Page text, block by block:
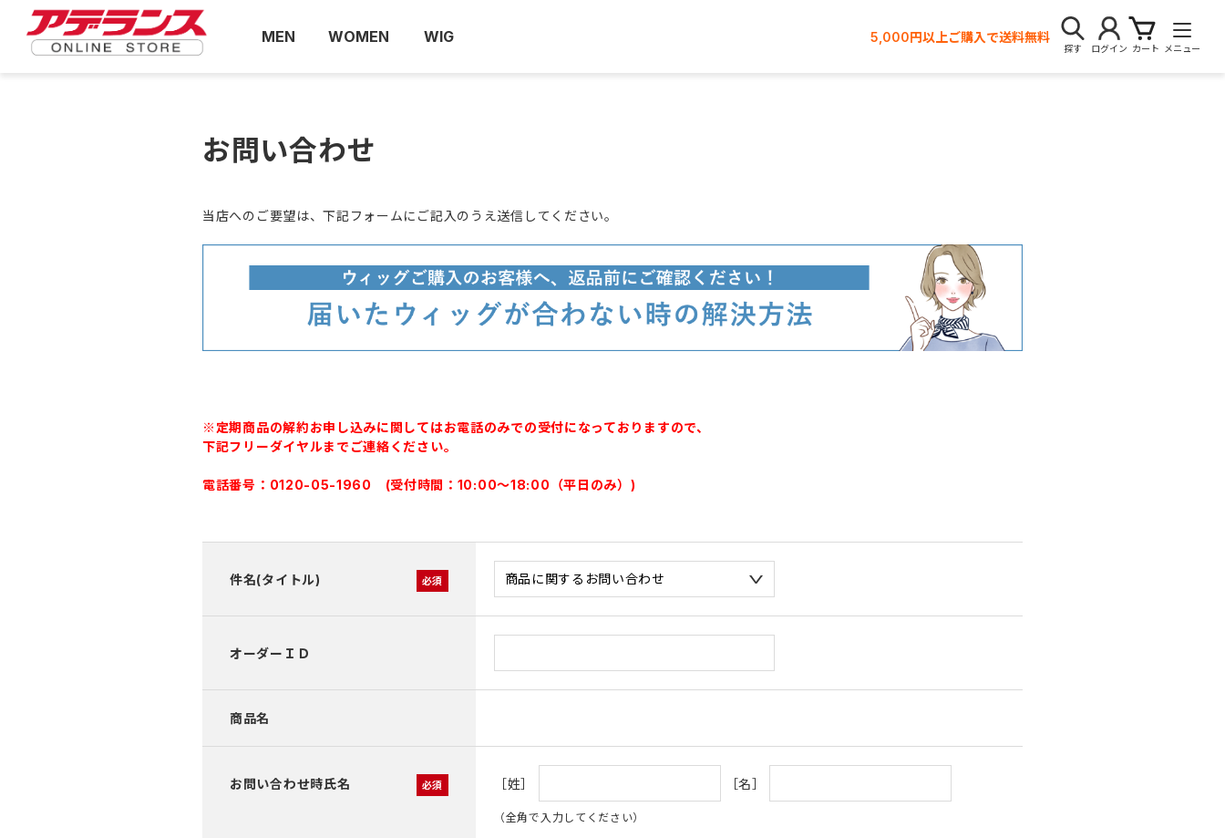
MEN WOMEN WIG 5,000円以上ご購入で送料無料
探す ログイン カート メニュー
お問い合わせ
当店へのご要望は、下記フォームにご記入のうえ送信してください。
※定期商品の解約お申し込みに関してはお電話のみでの受付になっておりますので、
下記フリーダイヤルまでご連絡ください。
電話番号：0120-05-1960 (受付時間：10:00～18:00（平日のみ）)
件名(タイトル)
オーダーＩＤ
商品名
お問い合わせ時氏名 ［姓］ ［名］
（全角で入力してください）